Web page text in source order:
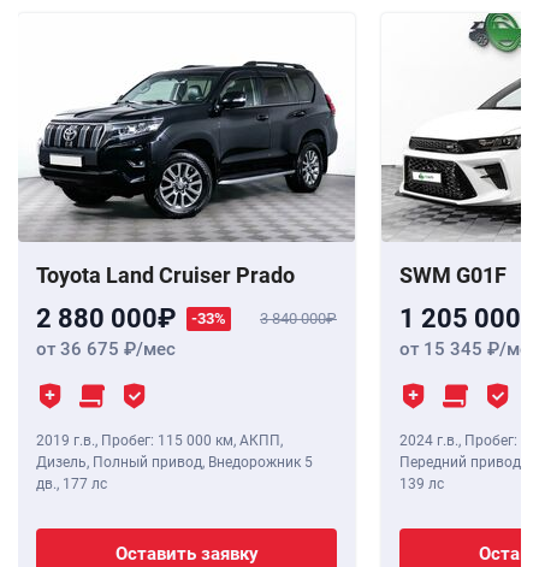
Toyota Land Cruiser Prado
2 880 000 -33% 3 840 000
от 36 675 /мес
2019 г.в., Пробег: 115 000 км, АКПП,
Дизель, Полный привод, Внедорожник 5
дв., 177 лс
Оставить заявку
SWM G01F
1 205 000
от 15 345 /мес
2024 г.в., Пробег: 8
Передний привод,
139 лс